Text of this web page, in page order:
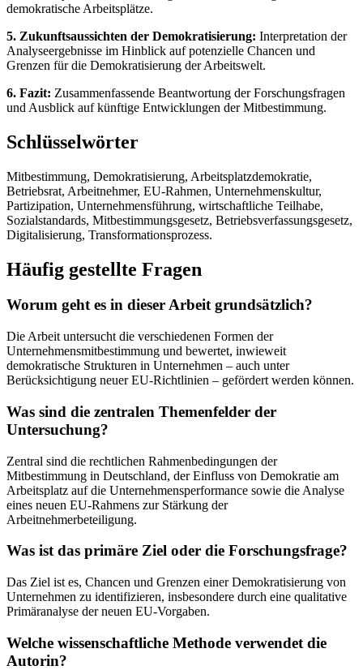
demokratische Arbeitsplätze.
5. Zukunftsaussichten der Demokratisierung: Interpretation der
Analyseergebnisse im Hinblick auf potenzielle Chancen und
Grenzen für die Demokratisierung der Arbeitswelt.
6. Fazit: Zusammenfassende Beantwortung der Forschungsfragen
und Ausblick auf künftige Entwicklungen der Mitbestimmung.
Schlüsselwörter
Mitbestimmung, Demokratisierung, Arbeitsplatzdemokratie,
Betriebsrat, Arbeitnehmer, EU-Rahmen, Unternehmenskultur,
Partizipation, Unternehmensführung, wirtschaftliche Teilhabe,
Sozialstandards, Mitbestimmungsgesetz, Betriebsverfassungsgesetz,
Digitalisierung, Transformationsprozess.
Häufig gestellte Fragen
Worum geht es in dieser Arbeit grundsätzlich?
Die Arbeit untersucht die verschiedenen Formen der
Unternehmensmitbestimmung und bewertet, inwieweit
demokratische Strukturen in Unternehmen – auch unter
Berücksichtigung neuer EU-Richtlinien – gefördert werden können.
Was sind die zentralen Themenfelder der
Untersuchung?
Zentral sind die rechtlichen Rahmenbedingungen der
Mitbestimmung in Deutschland, der Einfluss von Demokratie am
Arbeitsplatz auf die Unternehmensperformance sowie die Analyse
eines neuen EU-Rahmens zur Stärkung der
Arbeitnehmerbeteiligung.
Was ist das primäre Ziel oder die Forschungsfrage?
Das Ziel ist es, Chancen und Grenzen einer Demokratisierung von
Unternehmen zu identifizieren, insbesondere durch eine qualitative
Primäranalyse der neuen EU-Vorgaben.
Welche wissenschaftliche Methode verwendet die
Autorin?